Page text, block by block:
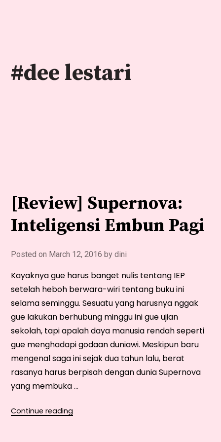
#dee lestari
[Review] Supernova:
Inteligensi Embun Pagi
Posted on March 12, 2016 bydini
Kayaknya gue harus banget nulis tentang IEP
setelah heboh berwara-wiri tentang buku ini
selama seminggu. Sesuatu yang harusnya nggak
gue lakukan berhubung minggu ini gue ujian
sekolah, tapi apalah daya manusia rendah seperti
gue menghadapi godaan duniawi. Meskipun baru
mengenal saga ini sejak dua tahun lalu, berat
rasanya harus berpisah dengan dunia Supernova
yang membuka …
Continue reading